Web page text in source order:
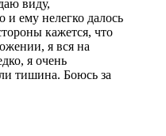
виду,
ему нелегко далось
кажется, что
я вся на
я очень
тишина. Боюсь за